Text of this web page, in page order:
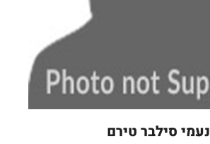
נעמי סילבר טירם